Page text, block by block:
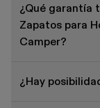
¿Qué garantía
Zapatos para
Camper?
¿Hay